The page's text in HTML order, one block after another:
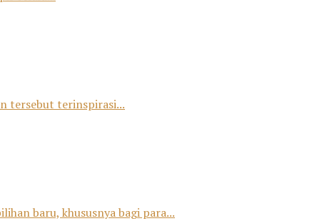
tersebut terinspirasi...
baru, khususnya bagi para...